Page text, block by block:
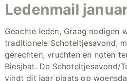
Ledenmail
Geachte leden, Graag nodigen
traditionele Schoteltjesavond,
gerechten, vruchten en noten
Biesjbat. De Schoteltjesavond/
vindt dit jaar plaats op